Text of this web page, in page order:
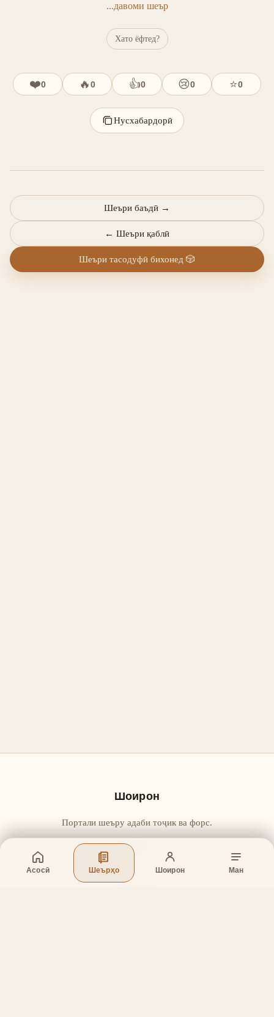
Асосӣ Шеърҳо Шоирон Ман
...давоми шеър
Хато ёфтед?
❤️0 🔥0 👍0 😢0 ⭐0
Нусхабардорӣ
← Шеъри қаблӣ
Шеъри баъдӣ →
Шеъри тасодуфӣ бихонед 🎲
Шоирон
Портали шеъру адаби тоҷик ва форс.